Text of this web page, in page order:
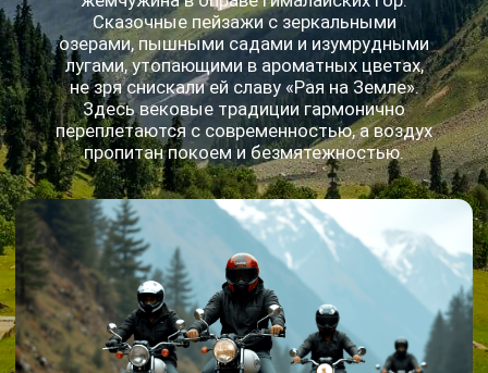
Лоди, прекрасного Мавзолея Хумаюна или
окунуться в атмосферу рынка специй.
Вечером нас ждет ночной автобус, который
унесет нас к подножию Гималаев, в городок
Манали.
День 2:Долина Кулу на байках
По прибытии в Манали, мы заберем
арендованные мотоциклы и отправимся
исследовать долину Кулу. Здесь мы
насладимся природой и привыкнем к
управлению байками. Наш маршрут пройдет
через поместье Рерихов в Нагаре,
термальные источники в Вашиште, а
желающие смогут совершить двухчасовой
трек к водопаду.
День 3:Манали - Джиспа
Начинаем мотопутешествие! Выезжаем на
трассу Манали-Лех и, минуя 9-километровый
тоннель под перевалом Рохтанг, попадаем из
долины Кулу в сказочный Лахаул. Нас ждет
80 км пути, великолепные виды и
акклиматизационная остановка в Джиспе
(3200 м), где мы проведем ночь, готовясь к